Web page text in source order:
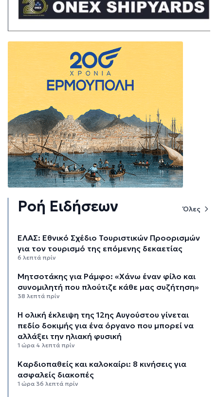
Ροή Ειδήσεων Όλες
ΕΛΑΣ: Εθνικό Σχέδιο Τουριστικών Προορισμών
για τον τουρισμό της επόμενης δεκαετίας
6 λεπτά πρίν
Μητσοτάκης για Ράμφο: «Χάνω έναν φίλο και
συνομιλητή που πλούτιζε κάθε μας συζήτηση»
38 λεπτά πρίν
Η ολική έκλειψη της 12ης Αυγούστου γίνεται
πεδίο δοκιμής για ένα όργανο που μπορεί να
αλλάξει την ηλιακή φυσική
1 ώρα 4 λεπτά πρίν
Καρδιοπαθείς και καλοκαίρι: 8 κινήσεις για
ασφαλείς διακοπές
1 ώρα 36 λεπτά πρίν